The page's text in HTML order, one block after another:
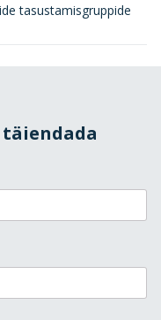
tasustamisgruppide